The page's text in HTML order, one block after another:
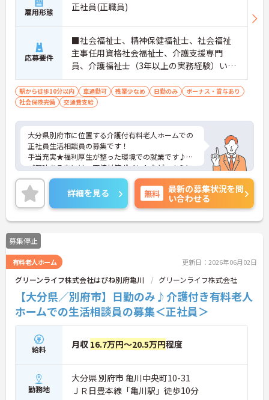
雇用形態 正社員(正職員)
応募要件
■社会福祉士、精神保健福祉士、社会福祉
主事任用資格社会福祉士、介護支援専門
員、介護福祉士（3年以上の実務経験）いず
れか必須■普通自動車免許必須（AT限定
可）
駅から徒歩10分以内 車通勤可 残業少なめ 日勤のみ
ボーナス・賞与あり
社会保険完備
交通費支給
大分県別府市に位置する介護付有料老人ホームでの
正社員生活相談員の募集です！
手当充実★福利厚生が整った環境での就業です♪
ご興味ある方には、面接対策ポイントなど、さらに
詳細をお話しいたしますのでお気軽にご相談くださ
い。
詳細を見る 無料
最新の募集状況を問
い合わせる
募集停止
有料老人ホーム 更新日：2026年06月02日
グリーンライフ株式会社はぴね別府亀川 グリーンライフ株式会社
【大分県／別府市】日勤のみ♪介護付き有料老人
ホームでの生活相談員の募集＜正社員＞
給料 月収 16.7万円～20.5万円程度
勤務地
大分県 別府市 亀川中央町10-31
ＪＲ日豊本線「亀川駅」徒歩10分